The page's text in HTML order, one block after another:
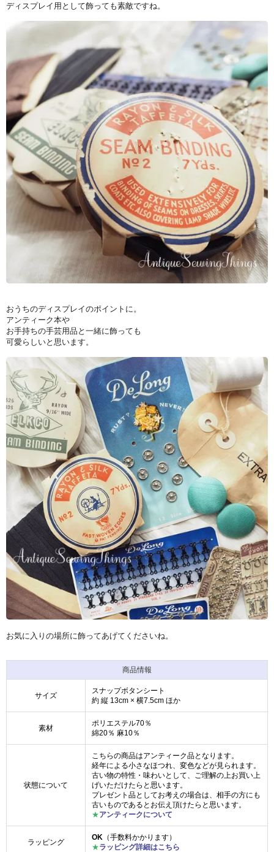
ディスプレイ用として飾っても素敵ですね。
おうちのディスプレイのポイントに。
アンティーク本や
お手持ちの手芸用品と一緒に飾っても
可愛らしいと思います。
お気に入りの場所に飾ってあげてくださいね。
商品情報
サイズ
スナップボタンシート
約 縦 13cm × 横7.5cm ほか
素材
ポリエステル70％
綿20％ 麻10％
状態について
こちらの商品はアンティーク品となります。
経年による小さなほつれ、変色などが見られます。
古い物の特性・味わいとして、ご理解の上お買い上
げいただけたらと思います。
プレゼント品としてお考えの場合は、相手の方にも
古いものであるとお伝え頂けたらと思います。
★アンティークについて
ラッピング
OK （手数料かかります）
★ラッピング詳細はこちら